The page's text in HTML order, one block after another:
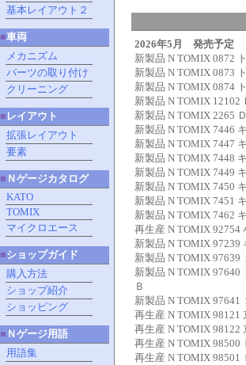
2026年5月 発売予定
新製品 N TOMIX 0872
新製品 N TOMIX 0873
新製品 N TOMIX 0874
新製品 N TOMIX
新製品 N TOMIX 2265
新製品 N TOMIX 7446
新製品 N TOMIX 7447
新製品 N TOMIX 7448
新製品 N TOMIX 7449
新製品 N TOMIX 7450
新製品 N TOMIX 7451
新製品 N TOMIX 7462
再生産 N TOMIX
新製品 N TOMIX
新製品 N TOMIX
新製品 N TOMIX
Ｂ
新製品 N TOMIX
再生産 N TOMIX
再生産 N TOMIX
再生産 N TOMIX
再生産 N TOMIX
基本レイアウト２
■車両
メカニズム
パーツの取り付け
クリーニング
■ レイアウト
拡張レイアウト
要素
■ Ｎゲージカタログ
KATO
TOMIX
マイクロエース
■ショップガイド
購入方法
ショップ紹介
ショッピング
■ Ｎゲージ用語
用語集